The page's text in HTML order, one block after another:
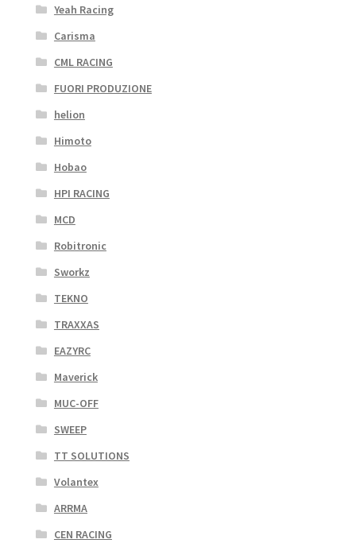
Yeah Racing
Carisma
CML RACING
FUORI PRODUZIONE
helion
Himoto
Hobao
HPI RACING
MCD
Robitronic
Sworkz
TEKNO
TRAXXAS
EAZYRC
Maverick
MUC-OFF
SWEEP
TT SOLUTIONS
Volantex
ARRMA
CEN RACING